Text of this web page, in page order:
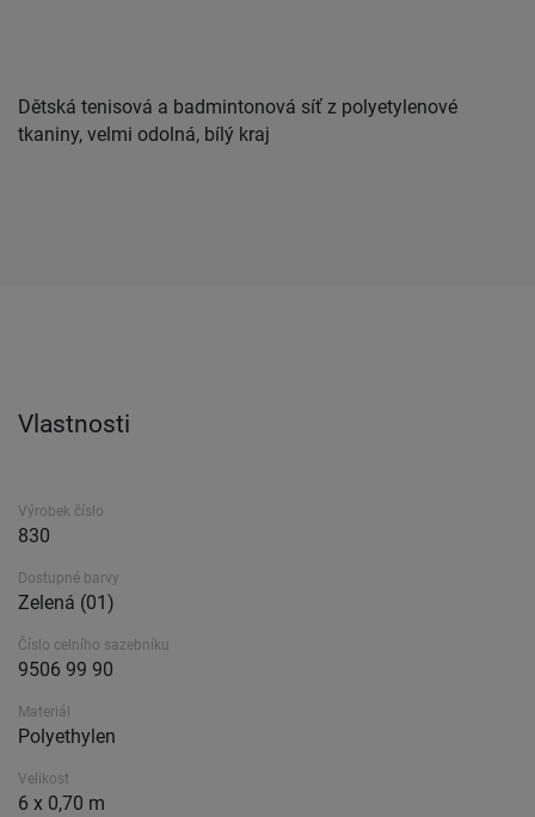
Dětská tenisová a badmintonová síť z polyetylenové
tkaniny, velmi odolná, bílý kraj
Vlastnosti
Výrobek číslo
830
Dostupné barvy
Zelená (01)
Číslo celního sazebníku
9506 99 90
Materiál
Polyethylen
Velikost
6 x 0,70 m